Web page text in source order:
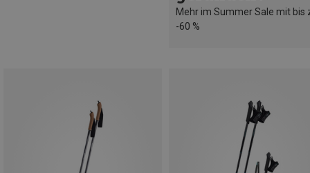
Mehr im Summer Sale mit bis
-60 %